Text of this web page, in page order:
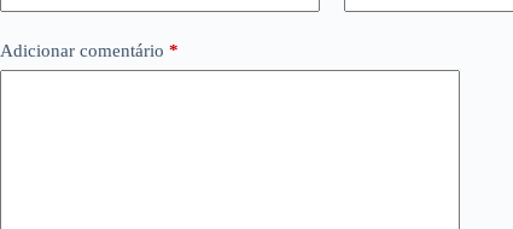
Adicionar comentário *